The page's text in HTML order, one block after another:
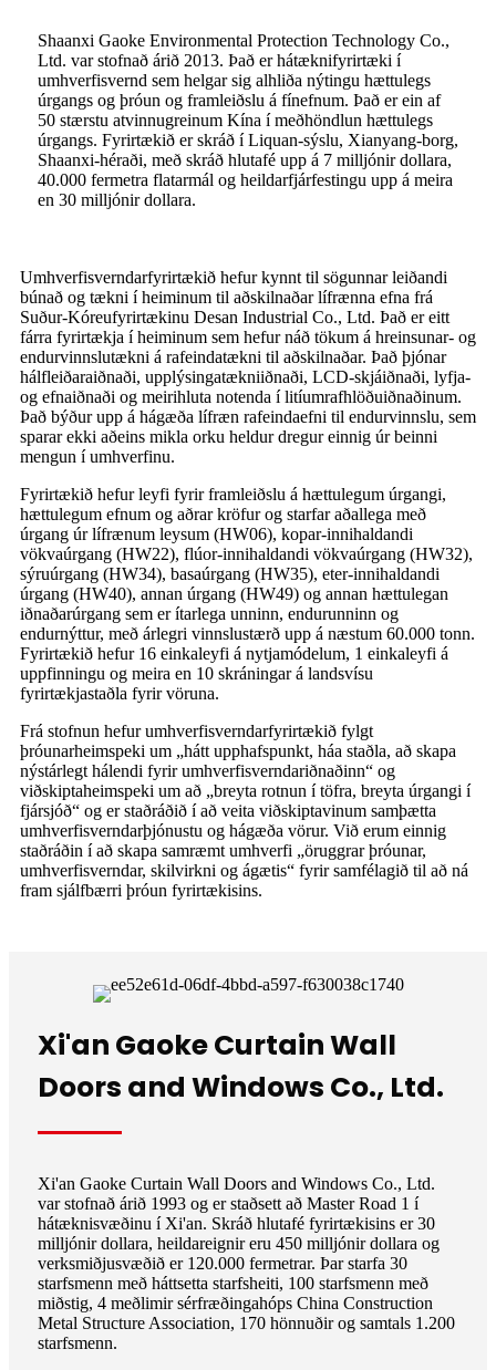
Shaanxi Gaoke Environmental Protection Technology Co.,
Ltd. var stofnað árið 2013. Það er hátæknifyrirtæki í
umhverfisvernd sem helgar sig alhliða nýtingu hættulegs
úrgangs og þróun og framleiðslu á fínefnum. Það er ein af
50 stærstu atvinnugreinum Kína í meðhöndlun hættulegs
úrgangs. Fyrirtækið er skráð í Liquan-sýslu, Xianyang-borg,
Shaanxi-héraði, með skráð hlutafé upp á 7 milljónir dollara,
40.000 fermetra flatarmál og heildarfjárfestingu upp á meira
en 30 milljónir dollara.
Umhverfisverndarfyrirtækið hefur kynnt til sögunnar leiðandi
búnað og tækni í heiminum til aðskilnaðar lífrænna efna frá
Suður-Kóreufyrirtækinu Desan Industrial Co., Ltd. Það er eitt
fárra fyrirtækja í heiminum sem hefur náð tökum á hreinsunar- og
endurvinnslutækni á rafeindatækni til aðskilnaðar. Það þjónar
hálfleiðaraiðnaði, upplýsingatækniiðnaði, LCD-skjáiðnaði, lyfja-
og efnaiðnaði og meirihluta notenda í litíumrafhlöðuiðnaðinum.
Það býður upp á hágæða lífræn rafeindaefni til endurvinnslu, sem
sparar ekki aðeins mikla orku heldur dregur einnig úr beinni
mengun í umhverfinu.
Fyrirtækið hefur leyfi fyrir framleiðslu á hættulegum úrgangi,
hættulegum efnum og aðrar kröfur og starfar aðallega með
úrgang úr lífrænum leysum (HW06), kopar-innihaldandi
vökvaúrgang (HW22), flúor-innihaldandi vökvaúrgang (HW32),
sýruúrgang (HW34), basaúrgang (HW35), eter-innihaldandi
úrgang (HW40), annan úrgang (HW49) og annan hættulegan
iðnaðarúrgang sem er ítarlega unninn, endurunninn og
endurnýttur, með árlegri vinnslustærð upp á næstum 60.000 tonn.
Fyrirtækið hefur 16 einkaleyfi á nytjamódelum, 1 einkaleyfi á
uppfinningu og meira en 10 skráningar á landsvísu
fyrirtækjastaðla fyrir vöruna.
Frá stofnun hefur umhverfisverndarfyrirtækið fylgt
þróunarheimspeki um „hátt upphafspunkt, háa staðla, að skapa
nýstárlegt hálendi fyrir umhverfisverndariðnaðinn“ og
viðskiptaheimspeki um að „breyta rotnun í töfra, breyta úrgangi í
fjársjóð“ og er staðráðið í að veita viðskiptavinum samþætta
umhverfisverndarþjónustu og hágæða vörur. Við erum einnig
staðráðin í að skapa samræmt umhverfi „öruggrar þróunar,
umhverfisverndar, skilvirkni og ágætis“ fyrir samfélagið til að ná
fram sjálfbærri þróun fyrirtækisins.
Xi'an Gaoke Curtain Wall
Doors and Windows Co., Ltd.
Xi'an Gaoke Curtain Wall Doors and Windows Co., Ltd.
var stofnað árið 1993 og er staðsett að Master Road 1 í
hátæknisvæðinu í Xi'an. Skráð hlutafé fyrirtækisins er 30
milljónir dollara, heildareignir eru 450 milljónir dollara og
verksmiðjusvæðið er 120.000 fermetrar. Þar starfa 30
starfsmenn með háttsetta starfsheiti, 100 starfsmenn með
miðstig, 4 meðlimir sérfræðingahóps China Construction
Metal Structure Association, 170 hönnuðir og samtals 1.200
starfsmenn.